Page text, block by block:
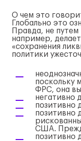
О чем это
Глобально это
Правда, не
например,
«сохранения
политики
поскольку
ФРС, она
негативно
позитивно
позитивно
США.
позитивно